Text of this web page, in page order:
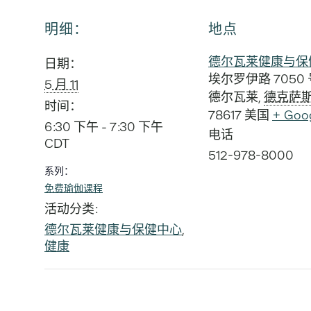
明细：
日期：
5 月 11
时间：
6:30 下午 - 7:30 下午
CDT
系列：
免费瑜伽课程
活动分类:
德尔瓦莱健康与保健中心
健康
地点
德尔瓦莱健康与
埃尔罗伊路 7050
德尔瓦莱 德克萨
78617 美国 +
电话
512-978-8000